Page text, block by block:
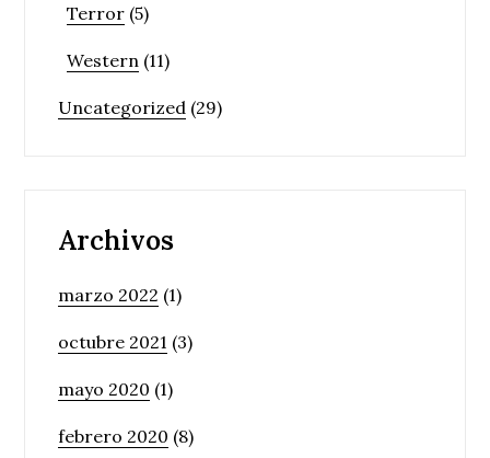
Terror (5)
Western (11)
Uncategorized (29)
Archivos
marzo 2022 (1)
octubre 2021 (3)
mayo 2020 (1)
febrero 2020 (8)